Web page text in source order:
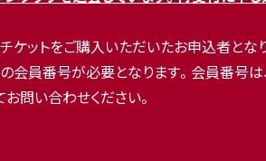
ットをご購入いただいたお申込者とな
員番号が必要となります。会員番号は、
問い合わせください。